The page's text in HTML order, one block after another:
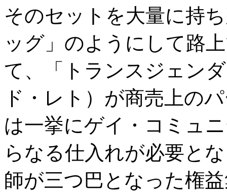
そのセットを大量に持
ッグ」のようにして路
て、「トランスジェン
ド・レト）が商売上の
は一挙にゲイ・コミュ
らなる仕入れが必要と
師が三つ巴となった権